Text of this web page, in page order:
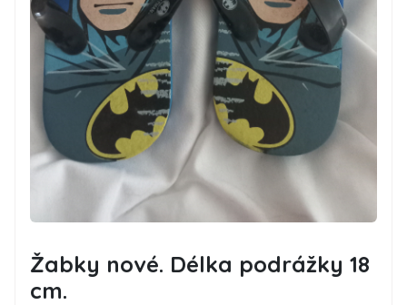
Žabky nové. Délka podrážky 18
cm.